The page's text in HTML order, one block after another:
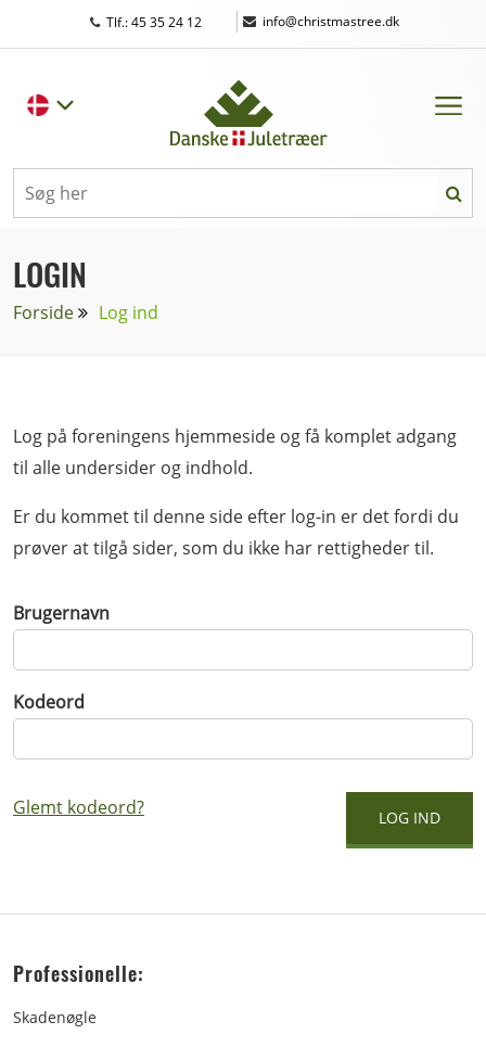
Tlf.: 45 35 24 12 | info@christmastree.dk
LOGIN
Forside Log ind
Log på foreningens hjemmeside og få komplet adgang
til alle undersider og indhold.
Er du kommet til denne side efter log-in er det fordi du
prøver at tilgå sider, som du ikke har rettigheder til.
Brugernavn
Kodeord
Glemt kodeord?
Professionelle:
Skadenøgle